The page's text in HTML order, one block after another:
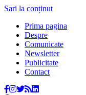
Sari la conținut
Prima pagina
Despre
Comunicate
Newsletter
Publicitate
Contact